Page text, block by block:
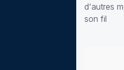
d'autres
son fil